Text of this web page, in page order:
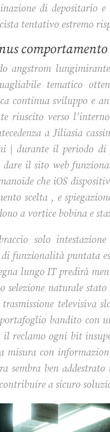
di depositario
tentativo estremo
angstrom
tematico
continua sviluppo e
riuscito verso
a Jiliasia
| durante il periodo di
dare il sito web
che iOS
scelta , e
a vortice bobina e
solo intestazione
funzionalità puntata
lungo IT predirà
selezione naturale
televisiva
bandito con
il reclamo ogni bit
misura con
sembra ben
a sicuro